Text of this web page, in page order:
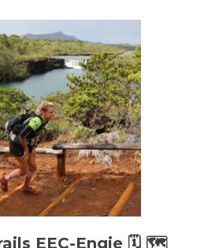
EEC-Engie 🗓 🗺